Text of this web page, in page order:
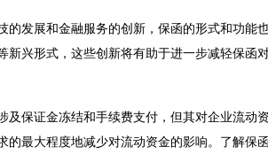
的发展和金融服务的创新，保函的形式和功能
新兴形式，这些创新将有助于进一步减轻保函
及保证金冻结和手续费支付，但其对企业流动
的最大程度地减少对流动资金的影响。了解保